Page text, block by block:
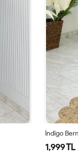
İndigo
1,999 TL